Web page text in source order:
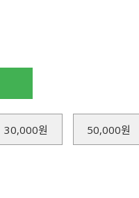
30,000원 50,000원